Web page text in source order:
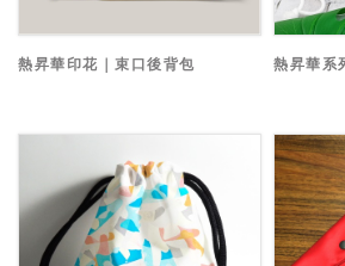
熱昇華印花｜束口後背包 熱昇華系